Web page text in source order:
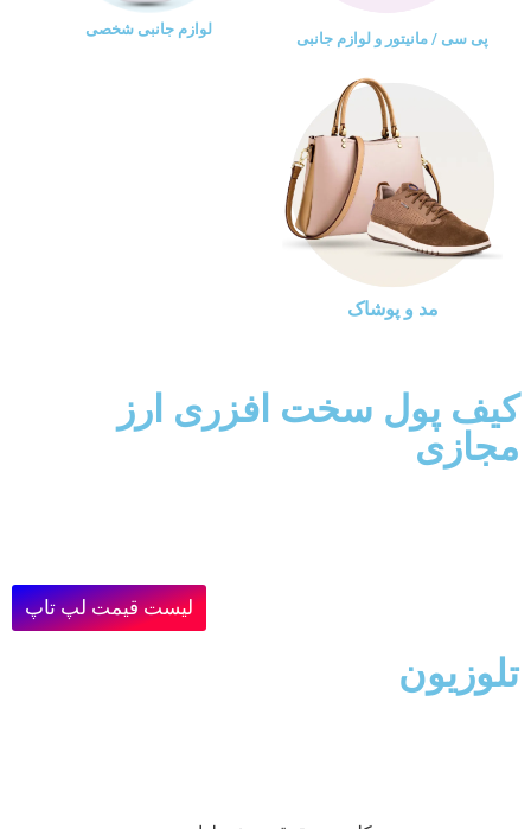
پی سی / مانیتور و لوازم جانبی
لوازم جانبی شخصی
مد و پوشاک
کیف پول سخت افزری ارز
مجازی
لیست قیمت لپ تاپ
تلوزیون